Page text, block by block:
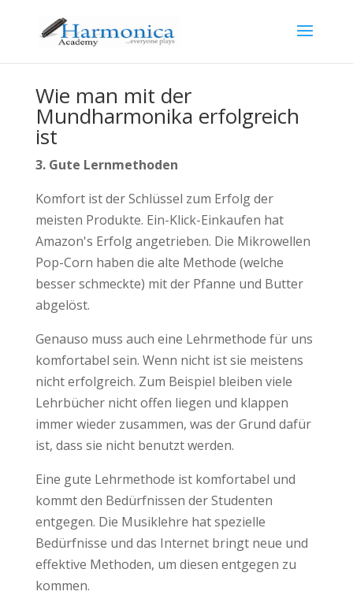
Wie man mit der
Mundharmonika erfolgreich
ist
3. Gute Lernmethoden
Komfort ist der Schlüssel zum Erfolg der
meisten Produkte. Ein-Klick-Einkaufen hat
Amazon's Erfolg angetrieben. Die Mikrowellen
Pop-Corn haben die alte Methode (welche
besser schmeckte) mit der Pfanne und Butter
abgelöst.
Genauso muss auch eine Lehrmethode für uns
komfortabel sein. Wenn nicht ist sie meistens
nicht erfolgreich. Zum Beispiel bleiben viele
Lehrbücher nicht offen liegen und klappen
immer wieder zusammen, was der Grund dafür
ist, dass sie nicht benutzt werden.
Eine gute Lehrmethode ist komfortabel und
kommt den Bedürfnissen der Studenten
entgegen. Die Musiklehre hat spezielle
Bedürfnisse und das Internet bringt neue und
effektive Methoden, um diesen entgegen zu
kommen.